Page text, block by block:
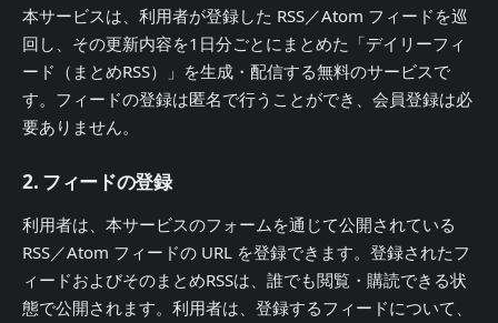
本サービスは、利用者が登録した RSS／Atom フィードを巡
回し、その更新内容を1日分ごとにまとめた「デイリーフィ
ード（まとめRSS）」を生成・配信する無料のサービスで
す。フィードの登録は匿名で行うことができ、会員登録は必
要ありません。
2. フィードの登録
利用者は、本サービスのフォームを通じて公開されている
RSS／Atom フィードの URL を登録できます。登録されたフ
ィードおよびそのまとめRSSは、誰でも閲覧・購読できる状
態で公開されます。利用者は、登録するフィードについて、